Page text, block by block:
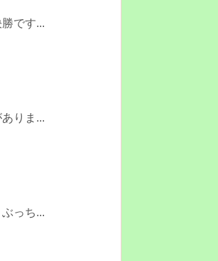
です...
りま...
っち...